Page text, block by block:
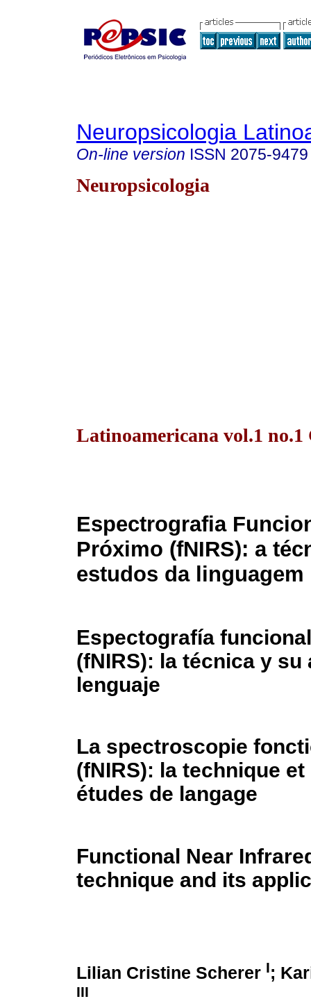
Neuropsicologia
On-line version ISSN 2075-9479
Neuropsicologia
Latinoamericana vol.1 no.1
Espectrografia
Próximo (fNIRS): a
estudos da linguagem
Espectografía
(fNIRS): la técnica y
lenguaje
La spectroscopie
(fNIRS): la technique
études de langage
Functional Near
technique and its
Lilian Cristine Scherer I;
III